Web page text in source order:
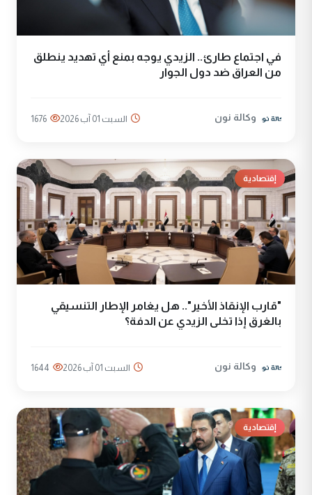
في اجتماع طارئ.. الزيدي يوجه بمنع أي تهديد ينطلق
من العراق ضد دول الجوار
وكالة نون السبت 01 آب 2026 1676
إقتصادية
"قارب الإنقاذ الأخير".. هل يغامر الإطار التنسيقي
بالغرق إذا تخلى الزيدي عن الدفة؟
وكالة نون السبت 01 آب 2026 1644
إقتصادية